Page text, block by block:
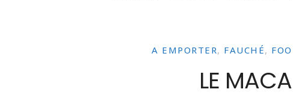
A EMPORTER, FAUCHÉ,
LE